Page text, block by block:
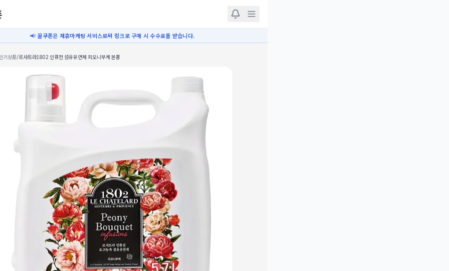
📢 꿀쿠폰은 제휴마케팅 서비스로써 링크로 구매 시 수수료를 받습니다.
기상품/르샤트라1802 인퓨전 섬유유연제 피오니부케 본품